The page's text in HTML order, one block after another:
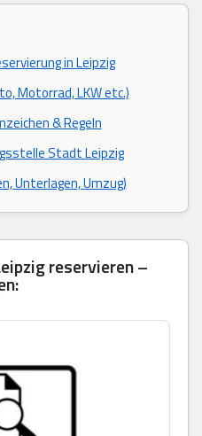
in Leipzig
Motorrad, LKW etc.)
& Regeln
Stadt Leipzig
Unterlagen, Umzug)
reservieren –